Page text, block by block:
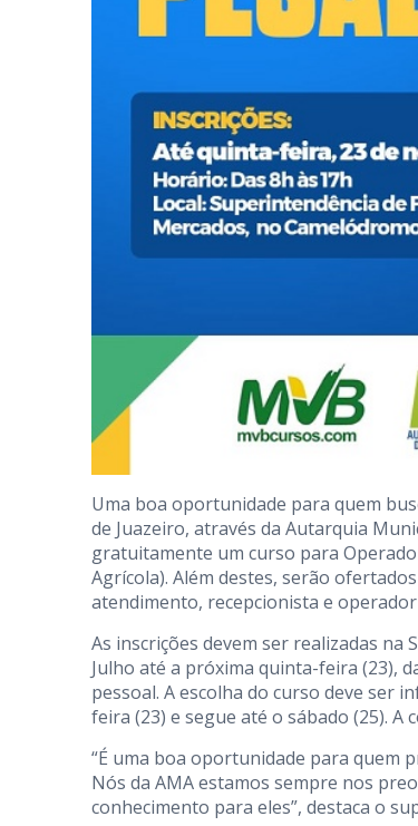
Uma boa oportunidade para quem
de Juazeiro, através da Autarquia
gratuitamente um curso para
Agrícola). Além destes, serão
atendimento, recepcionista e operador
As inscrições devem ser realizadas na
Julho até a próxima quinta-feira (23),
pessoal. A escolha do curso deve ser
feira (23) e segue até o sábado (25).
“É uma boa oportunidade para quem
Nós da AMA estamos sempre nos
conhecimento para eles”, destaca o